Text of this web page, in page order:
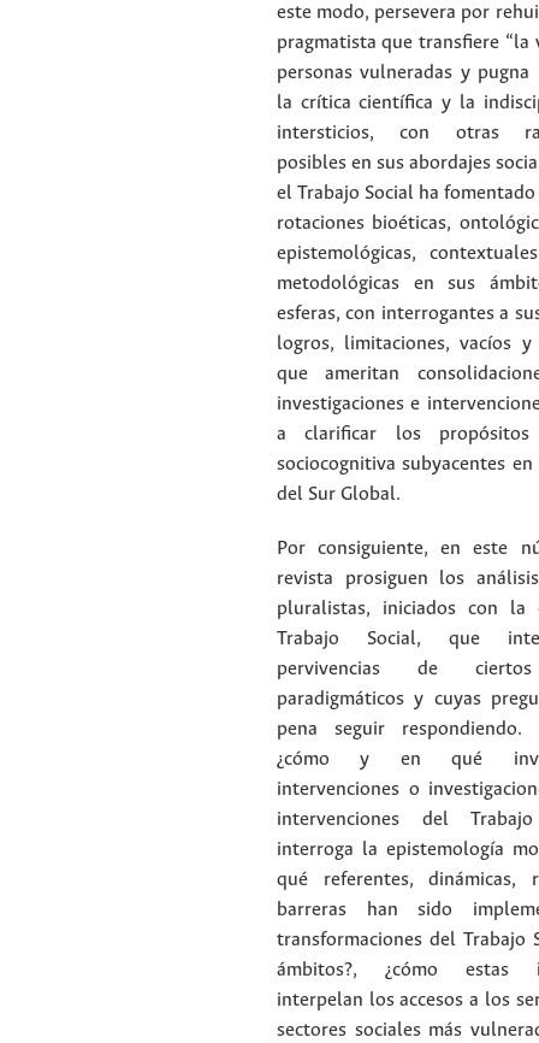
este modo, persevera por
pragmatista que transfiere “la
personas vulneradas y pugna
la crítica científica y la
intersticios, con otras
posibles en sus abordajes
el Trabajo Social ha
rotaciones bioéticas,
epistemológicas,
metodológicas en sus
esferas, con interrogantes a
logros, limitaciones, vacíos y
que ameritan
investigaciones e
a clarificar los
sociocognitiva subyacentes
del Sur Global.
Por consiguiente, en este
revista prosiguen los
pluralistas, iniciados con la
Trabajo Social, que
pervivencias de
paradigmáticos y cuyas
pena seguir respondiendo.
¿cómo y en qué
intervenciones o
intervenciones del
interroga la epistemología
qué referentes, dinámicas,
barreras han sido
transformaciones del Trabajo
ámbitos?, ¿cómo estas
interpelan los accesos a los
sectores sociales más